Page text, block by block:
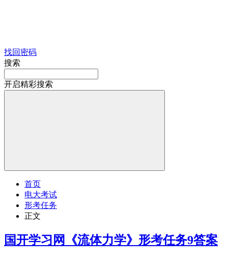
找回密码
搜索
开启精彩搜索
首页
电大考试
形考任务
正文
国开学习网《流体力学》形考任务9答案